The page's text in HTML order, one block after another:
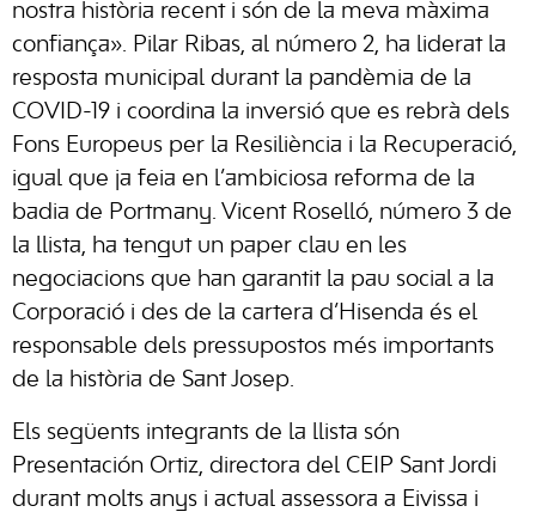
nostra història recent i són de la meva màxima
confiança». Pilar Ribas, al número 2, ha liderat la
resposta municipal durant la pandèmia de la
COVID-19 i coordina la inversió que es rebrà dels
Fons Europeus per la Resiliència i la Recuperació,
igual que ja feia en l’ambiciosa reforma de la
badia de Portmany. Vicent Roselló, número 3 de
la llista, ha tengut un paper clau en les
negociacions que han garantit la pau social a la
Corporació i des de la cartera d’Hisenda és el
responsable dels pressupostos més importants
de la història de Sant Josep.
Els següents integrants de la llista són
Presentación Ortiz, directora del CEIP Sant Jordi
durant molts anys i actual assessora a Eivissa i